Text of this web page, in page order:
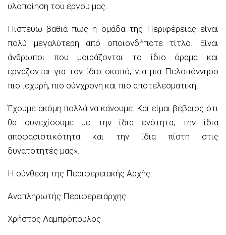
υλοποίηση του έργου μας.
Πιστεύω βαθιά πως η ομάδα της Περιφέρειας είναι
πολύ μεγαλύτερη από οποιονδήποτε τίτλο. Είναι
άνθρωποι που μοιράζονται το ίδιο όραμα και
εργάζονται για τον ίδιο σκοπό, για μια Πελοπόννησο
πιο ισχυρή, πιο σύγχρονη και πιο αποτελεσματική.
Έχουμε ακόμη πολλά να κάνουμε. Και είμαι βέβαιος ότι
θα συνεχίσουμε με την ίδια ενότητα, την ίδια
αποφασιστικότητα και την ίδια πίστη στις
δυνατότητές μας».
Η σύνθεση της Περιφερειακής Αρχής:
Αναπληρωτής Περιφερειάρχης
Χρήστος Λαμπρόπουλος